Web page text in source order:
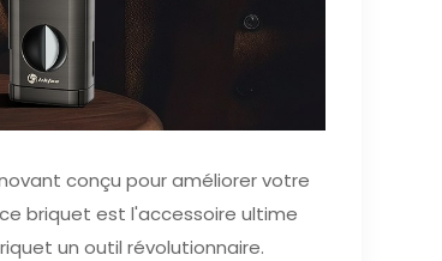
conçu pour améliorer votre
briquet est l'accessoire ultime
un outil révolutionnaire.